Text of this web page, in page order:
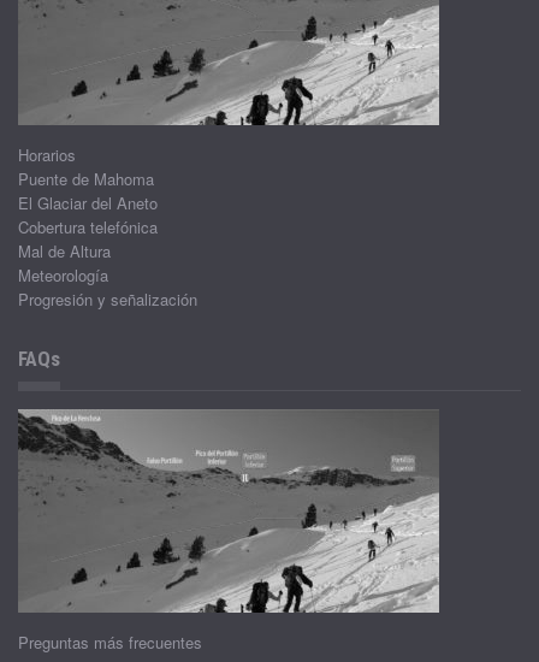
Horarios
Puente de Mahoma
El Glaciar del Aneto
Cobertura telefónica
Mal de Altura
Meteorología
Progresión y señalización
FAQs
Preguntas más frecuentes